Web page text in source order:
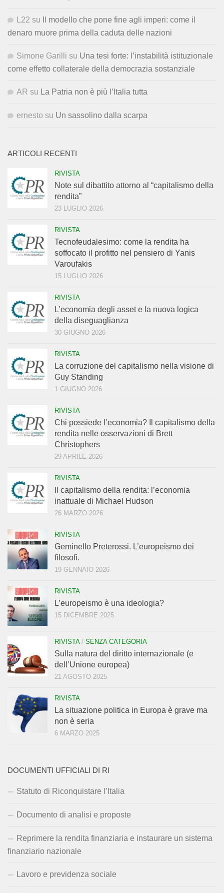
L22 su
Il modello che pone fine agli imperi: come il
denaro muore prima della caduta delle nazioni
Simone Garilli su Una tesi forte: l’instabilità istituzionale
come effetto collaterale della democrazia sostanziale
AR su La Patria non è più l’Italia tutta
ernesto su Un sassolino dalla scarpa
ARTICOLI RECENTI
RIVISTA
Note sul dibattito attorno al “capitalismo della
rendita”
23 LUGLIO 2026
RIVISTA
Tecnofeudalesimo: come la rendita ha
soffocato il profitto nel pensiero di Yanis
Varoufakis
15 LUGLIO 2026
RIVISTA
L’economia degli asset e la nuova logica
della diseguaglianza
30 GIUGNO 2026
RIVISTA
La corruzione del capitalismo nella visione di
Guy Standing
1 GIUGNO 2026
RIVISTA
Chi possiede l’economia? Il capitalismo della
rendita nelle osservazioni di Brett
Christophers
29 APRILE 2026
RIVISTA
Il capitalismo della rendita: l’economia
inattuale di Michael Hudson
26 MARZO 2026
RIVISTA
Geminello Preterossi. L’europeismo dei
filosofi.
19 GENNAIO 2026
RIVISTA
L’europeismo è una ideologia?
15 DICEMBRE 2025
RIVISTA/ SENZA CATEGORIA
Sulla natura del diritto internazionale (e
dell’Unione europea)
21 AGOSTO 2025
RIVISTA
La situazione politica in Europa è grave ma
non è seria
6 MARZO 2025
DOCUMENTI UFFICIALI DI RI
Statuto di Riconquistare l’Italia
Documento di analisi e proposte
Reprimere la rendita finanziaria e instaurare un sistema
finanziario nazionale
Lavoro e previdenza sociale